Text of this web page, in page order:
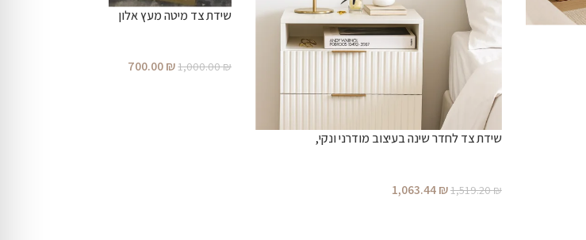
שידת צד לחדר שינה בעיצוב מודרני ונקי,
1,519.20₪
1,063.44₪
שידת צד מיטה מעץ אלון
1,000.00₪
700.00₪